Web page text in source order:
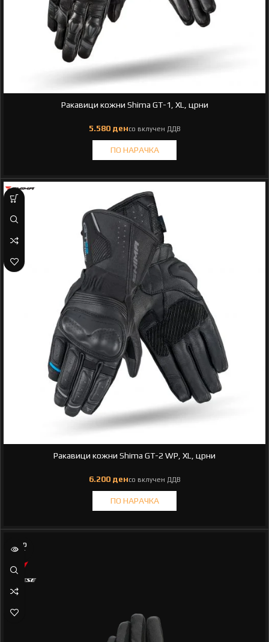
Ракавици кожни Shima GT-1, XL, црни
Ракавици кожни Shima GT-2 WP, XL, црни
SOLD
OUT